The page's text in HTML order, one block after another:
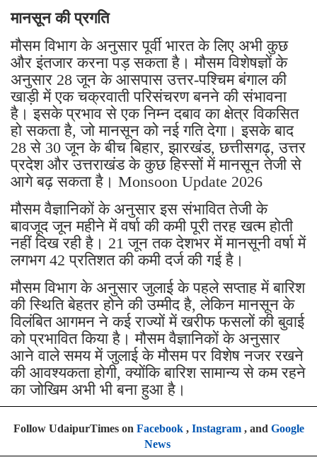
मानसून की प्रगति
मौसम विभाग के अनुसार पूर्वी भारत के लिए अभी कुछ
और इंतजार करना पड़ सकता है। मौसम विशेषज्ञों के
अनुसार 28 जून के आसपास उत्तर-पश्चिम बंगाल की
खाड़ी में एक चक्रवाती परिसंचरण बनने की संभावना
है। इसके प्रभाव से एक निम्न दबाव का क्षेत्र विकसित
हो सकता है, जो मानसून को नई गति देगा। इसके बाद
28 से 30 जून के बीच बिहार, झारखंड, छत्तीसगढ़, उत्तर
प्रदेश और उत्तराखंड के कुछ हिस्सों में मानसून तेजी से
आगे बढ़ सकता है। Monsoon Update 2026
मौसम वैज्ञानिकों के अनुसार इस संभावित तेजी के
बावजूद जून महीने में वर्षा की कमी पूरी तरह खत्म होती
नहीं दिख रही है। 21 जून तक देशभर में मानसूनी वर्षा में
लगभग 42 प्रतिशत की कमी दर्ज की गई है।
मौसम विभाग के अनुसार जुलाई के पहले सप्ताह में बारिश
की स्थिति बेहतर होने की उम्मीद है, लेकिन मानसून के
विलंबित आगमन ने कई राज्यों में खरीफ फसलों की बुवाई
को प्रभावित किया है। मौसम वैज्ञानिकों के अनुसार
आने वाले समय में जुलाई के मौसम पर विशेष नजर रखने
की आवश्यकता होगी, क्योंकि बारिश सामान्य से कम रहने
का जोखिम अभी भी बना हुआ है।
Follow UdaipurTimes on Facebook, Instagram, and Google
News